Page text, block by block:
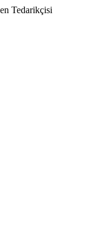
Tedarikçisi